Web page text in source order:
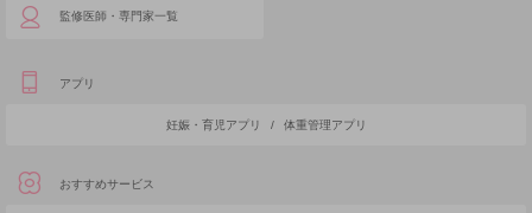
監修医師・専門家一覧
アプリ
妊娠・育児アプリ / 体重管理アプリ
おすすめサービス